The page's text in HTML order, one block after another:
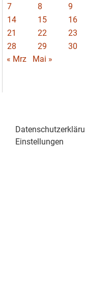
7
8 9
14
15 16
21
22 23
28
29
30
« Mrz
Mai »
Einstellungen